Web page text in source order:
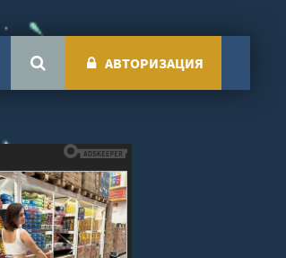
АВТОРИЗАЦИЯ